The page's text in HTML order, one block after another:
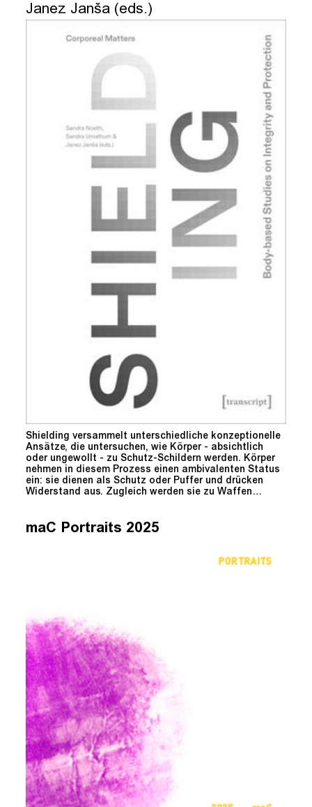
Janez Janša (eds.)
Shielding versammelt unterschiedliche konzeptionelle
Ansätze, die untersuchen, wie Körper - absichtlich
oder ungewollt - zu Schutz-Schildern werden. Körper
nehmen in diesem Prozess einen ambivalenten Status
ein: sie dienen als Schutz oder Puffer und drücken
Widerstand aus. Zugleich werden sie zu Waffen…
maC Portraits 2025